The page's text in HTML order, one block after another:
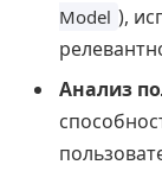
Model ),
Анализ